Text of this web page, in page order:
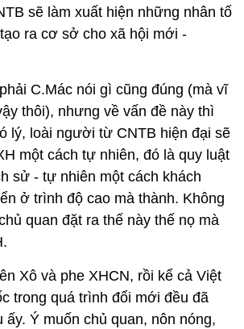
sẽ làm xuất hiện những nhân tố
ra cơ sở cho xã hội mới -
C.Mác nói gì cũng đúng (mà vĩ
thôi), nhưng về vấn đề này thì
lý, loài người từ CNTB hiện đại sẽ
một cách tự nhiên, đó là quy luật
sử - tự nhiên một cách khách
ở trình độ cao mà thành. Không
quan đặt ra thế này thế nọ mà
Xô và phe XHCN, rồi kể cả Việt
trong quá trình đổi mới đều đã
ấy. Ý muốn chủ quan, nôn nóng,